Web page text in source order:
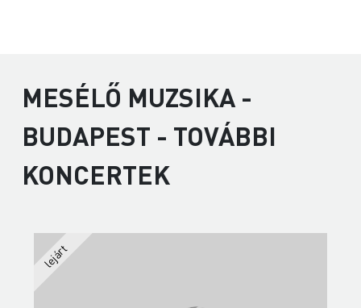
MESÉLŐ MUZSIKA -
BUDAPEST - TOVÁBBI
KONCERTEK